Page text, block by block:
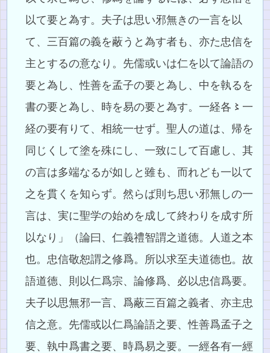
以て要と為す。夫子は思い邪無きの一言を以
て、三百篇の義を蔽うと為す者も、亦た忠信を
主とするの意なり。先儒或いは仁を以て論語の
要と為し、性善を孟子の要と為し、中を執るを
書の要と為し、時を易の要と為す。一経各〻一
経の要有りて、相統一せず。聖人の道は、帰を
同じくして塗を殊にし、一致にして百慮し、其
の言は多端なるが如しと雖も、而れども一以て
之を貫くを知らず。然らば則ち思い邪無しの一
言は、実に聖学の始めを成して終わりを成す所
以なり」（論曰、仁義禮智謂之道德。人道之本
也。忠信敬恕謂之修爲。所以求至夫道德也。故
語道德、則以仁爲宗、論修爲、必以忠信爲要。
夫子以思無邪一言、爲蔽三百篇之義者、亦主忠
信之意。先儒或以仁爲論語之要、性善爲孟子之
要、執中爲書之要、時爲易之要。一經各有一經